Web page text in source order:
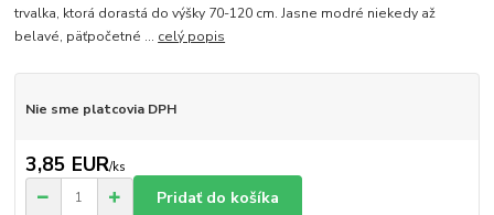
trvalka, ktorá dorastá do výšky 70-120 cm. Jasne modré niekedy až
belavé, päťpočetné ... celý popis
Nie sme platcovia DPH
3,85 EUR/ks
Pridať do košíka